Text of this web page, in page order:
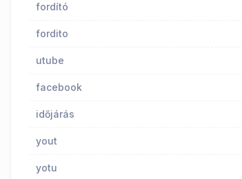
fordító
fordito
utube
facebook
időjárás
yout
yotu